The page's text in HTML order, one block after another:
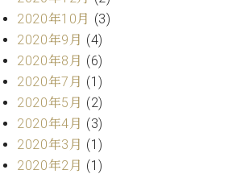
ピ
ア
ノ
C.
ベ
ヒ
シ
ュ
の
コ
ン
ェ
ル
ジ
ュ
ア
2020年10月 (3)
2020年9月 (4)
2020年8月 (6)
2020年7月 (1)
2020年5月 (2)
2020年4月 (3)
2020年3月 (1)
2020年2月 (1)